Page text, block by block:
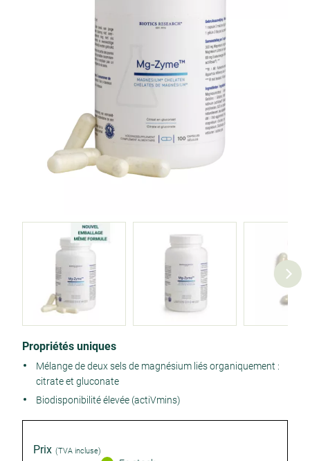
Product
details
Propriétés uniques
Mélange de deux sels de magnésium liés organiquement :
citrate et gluconate
Biodisponibilité élevée (actiVmins)
Prix (TVA incluse)